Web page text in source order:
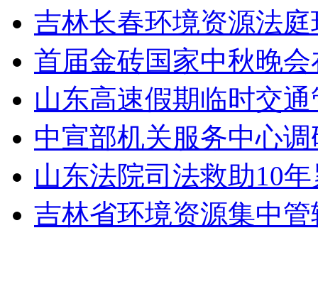
吉林长春环境资源法
首届金砖国家中秋晚
山东高速假期临时交
中宣部机关服务中心
山东法院司法救助10
吉林省环境资源集中